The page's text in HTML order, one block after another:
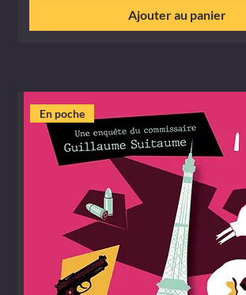
Ajouter au panier
En poche